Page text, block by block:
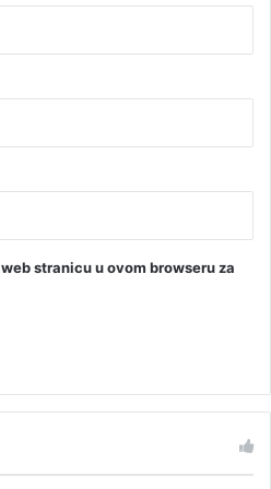
stranicu u ovom browseru za